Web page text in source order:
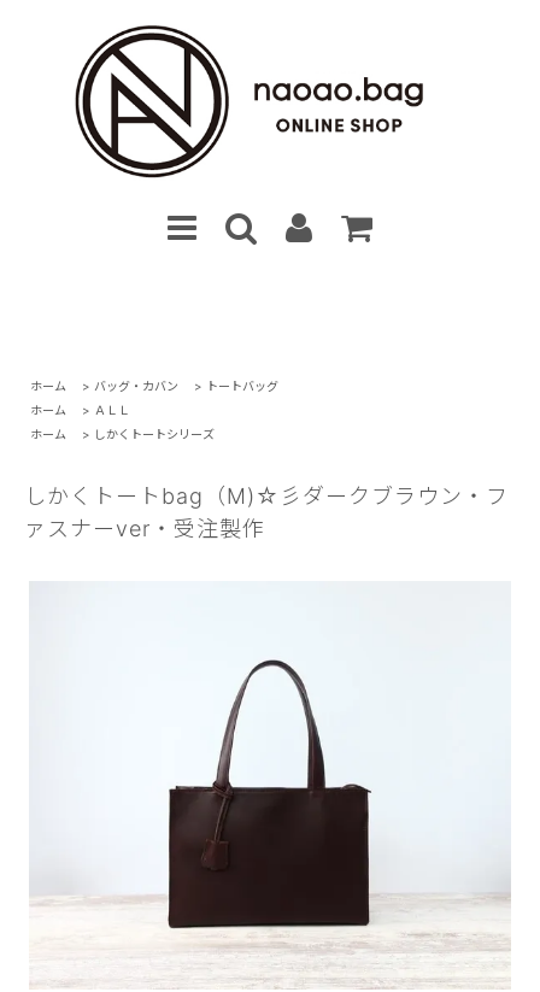
ホーム > バッグ・カバン > トートバッグ
ホーム
> ＡＬＬ
ホーム
> しかくトートシリーズ
しかくトートbag（M)☆彡ダークブラウン・フ
ァスナーver・受注製作